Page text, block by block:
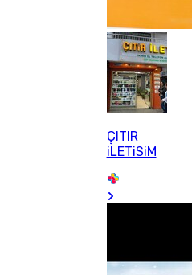
ÇITIR
iLETiSiM